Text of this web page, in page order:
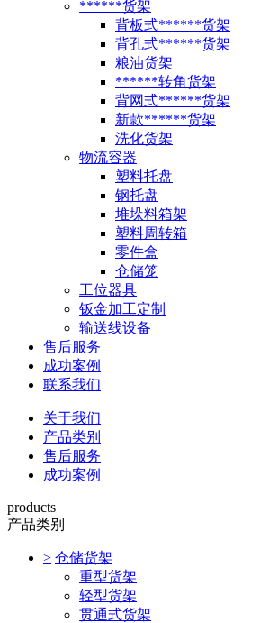
******货架
背板式******货架
背孔式******货架
粮油货架
******转角货架
背网式******货架
新款******货架
洗化货架
物流容器
塑料托盘
钢托盘
堆垛料箱架
塑料周转箱
零件盒
仓储笼
工位器具
钣金加工定制
输送线设备
售后服务
成功案例
联系我们
关于我们
产品类别
售后服务
成功案例
products
产品类别
> 仓储货架
重型货架
轻型货架
贯通式货架